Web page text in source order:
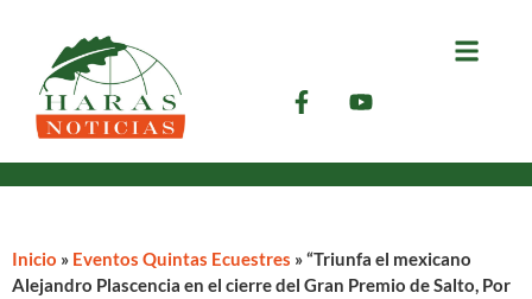
Inicio » Eventos Quintas Ecuestres »“Triunfa el mexicano
Alejandro Plascencia en el cierre del Gran Premio de Salto, Por